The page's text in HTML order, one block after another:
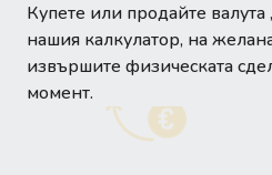
Купете или продайте валута
нашия калкулатор, на
извършите физическата
момент.